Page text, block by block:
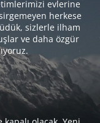
evlerine
herkese
sizlerle ilham
ve daha özgür